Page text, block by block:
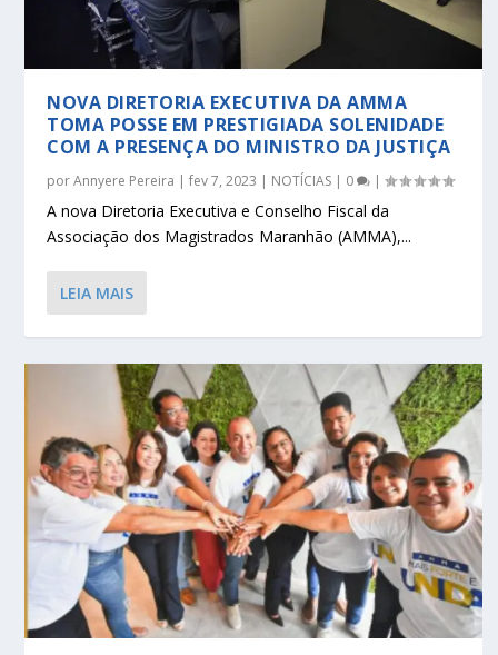
NOVA DIRETORIA EXECUTIVA DA AMMA
TOMA POSSE EM PRESTIGIADA SOLENIDADE
COM A PRESENÇA DO MINISTRO DA JUSTIÇA
porAnnyere Pereira |fev 7, 2023 NOTÍCIAS 0 |
A nova Diretoria Executiva e Conselho Fiscal da
Associação dos Magistrados Maranhão (AMMA),...
LEIA MAIS